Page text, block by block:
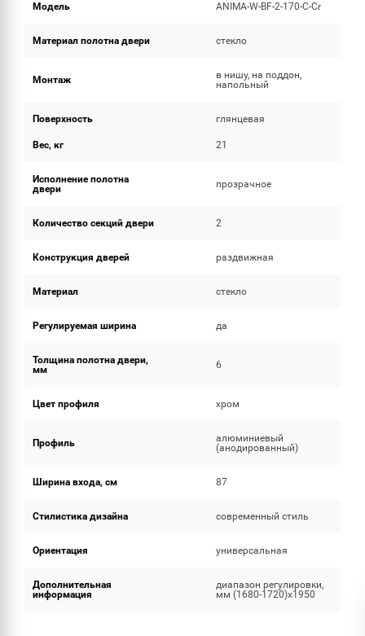
Модель ANIMA-W-BF-2-170-C-Cr
Материал полотна двери стекло
Монтаж
в нишу, на поддон,
напольный
Поверхность глянцевая
Вес, кг 21
Исполнение полотна
двери
прозрачное
Количество секций двери 2
Конструкция дверей раздвижная
Материал стекло
Регулируемая ширина да
Толщина полотна двери,
мм
6
Цвет профиля хром
Профиль
алюминиевый
(анодированный)
Ширина входа, см 87
Стилистика дизайна современный стиль
Ориентация универсальная
Дополнительная
информация
диапазон регулировки,
мм (1680-1720)x1950